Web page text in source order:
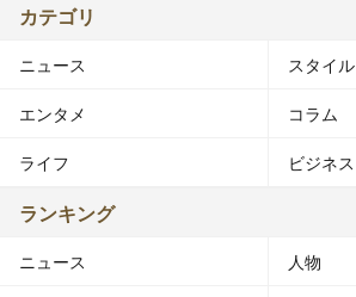
カテゴリ
ニュース スタイル
エンタメ コラム
ライフ ビジネス
ランキング
ニュース 人物